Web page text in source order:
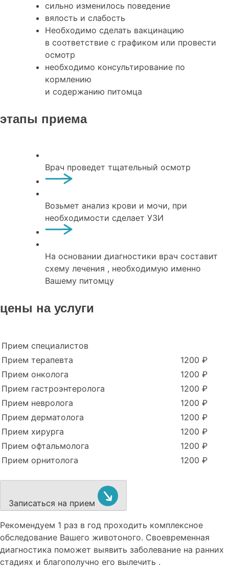
сильно изменилось поведение
вялость и слабость
Необходимо сделать вакцинацию
в соответствие с графиком или провести
осмотр
необходимо консультирование по
кормлению
и содержанию питомца
этапы приема
Врач проведет тщательный осмотр
Возьмет анализ крови и мочи, при
необходимости сделает УЗИ
На основании диагностики врач составит
схему лечения , необходимую именно
Вашему питомцу
цены на услуги
Прием специалистов
Прием терапевта
1200 ₽
Прием онколога
1200 ₽
Прием гастроэнтеролога
1200 ₽
Прием невролога
1200 ₽
Прием дерматолога
1200 ₽
Прием хирурга
1200 ₽
Прием офтальмолога
1200 ₽
Прием орнитолога
1200 ₽
Записаться на прием
Рекомендуем 1 раз в год проходить комплексное
обследование Вашего животоного. Своевременная
диагностика поможет выявить заболевание на ранних
стадиях и благополучно его вылечить .